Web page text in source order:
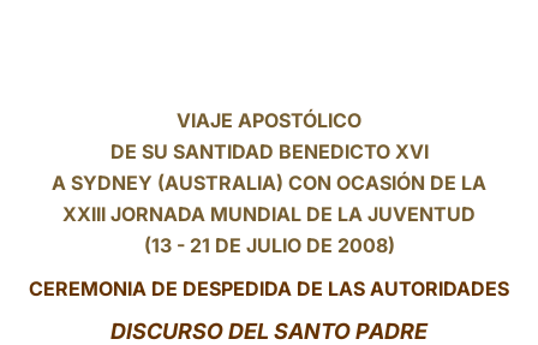
VIAJE APOSTÓLICO
DE SU SANTIDAD BENEDICTO XVI
A SYDNEY (AUSTRALIA) CON OCASIÓN DE LA
XXIII JORNADA MUNDIAL DE LA JUVENTUD
(13 - 21 DE JULIO DE 2008)
CEREMONIA DE DESPEDIDA DE LAS AUTORIDADES
DISCURSO DEL SANTO PADRE